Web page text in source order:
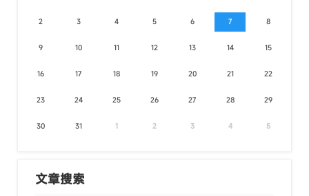
2 3 4 5 6 7 8
9 10 11 12 13 14 15
16 17 18 19 20 21 22
23 24 25 26 27 28 29
30 31 1 2 3 4 5
文章搜索